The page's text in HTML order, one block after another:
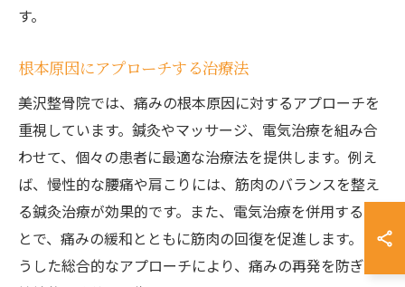
す。
根本原因にアプローチする治療法
美沢整骨院では、痛みの根本原因に対するアプローチを
重視しています。鍼灸やマッサージ、電気治療を組み合
わせて、個々の患者に最適な治療法を提供します。例え
ば、慢性的な腰痛や肩こりには、筋肉のバランスを整え
る鍼灸治療が効果的です。また、電気治療を併用するこ
とで、痛みの緩和とともに筋肉の回復を促進します。こ
うした総合的なアプローチにより、痛みの再発を防ぎ、